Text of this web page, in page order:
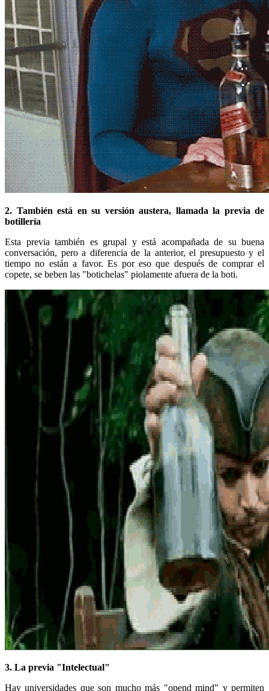
2. También está en su versión austera, llamada la previa de
botillería
Esta previa también es grupal y está acompañada de su buena
conversación, pero a diferencia de la anterior, el presupuesto y el
tiempo no están a favor. Es por eso que después de comprar el
copete, se beben las "botichelas" piolamente afuera de la boti.
3. La previa "Intelectual"
Hay universidades que son mucho más "opend mind" y permiten